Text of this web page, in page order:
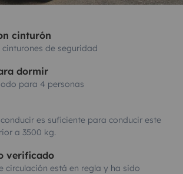
cinturón
cinturones de seguridad
dormir
para 4 personas
es suficiente para conducir este
a 3500 kg.
verificado
circulación está en regla y ha sido